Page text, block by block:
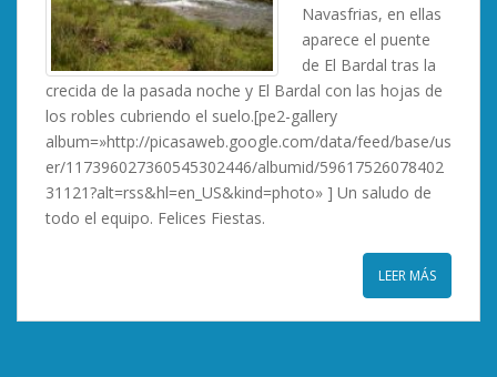
Navasfrias, en ellas
aparece el puente
de El Bardal tras la
crecida de la pasada noche y El Bardal con las hojas de
los robles cubriendo el suelo.[pe2-gallery
album=»http://picasaweb.google.com/data/feed/base/us
er/117396027360545302446/albumid/59617526078402
31121?alt=rss&hl=en_US&kind=photo» ] Un saludo de
todo el equipo. Felices Fiestas.
LEER MÁS